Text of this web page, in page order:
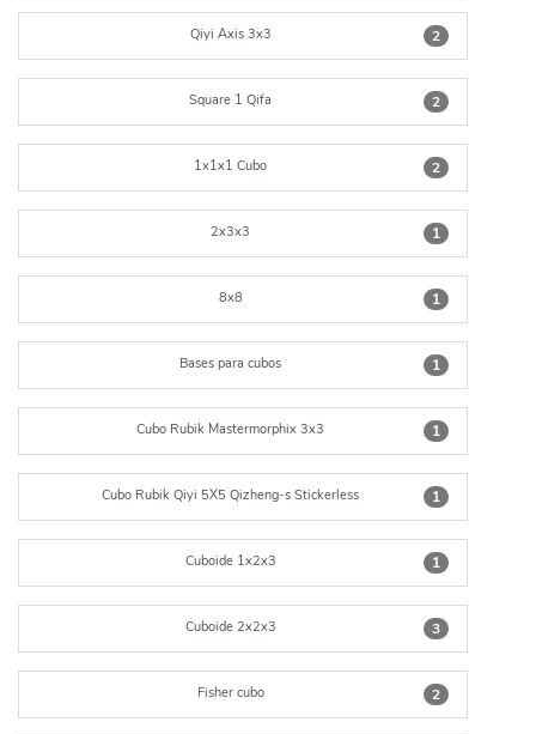
2
Qiyi Axis 3x3
2
Square 1 Qifa
2
1x1x1 Cubo
1
2x3x3
1
8x8
1
Bases para cubos
1
Cubo Rubik Mastermorphix 3x3
1
Cubo Rubik Qiyi 5X5 Qizheng-s Stickerless
1
Cuboide 1x2x3
3
Cuboide 2x2x3
2
Fisher cubo